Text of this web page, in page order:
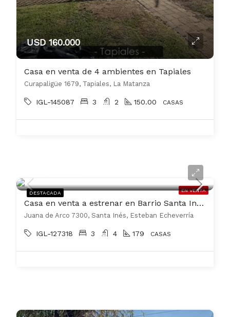
USD 160.000
Casa en venta de 4 ambientes en Tapiales
Curapaligüe 1679, Tapiales, La Matanza
IGL-145087 3 2 150.00 CASAS
DESTACADA EN VENTA
Casa en venta a estrenar en Barrio Santa Inés Canning
Juana de Arco 7300, Santa Inés, Esteban Echeverría
IGL-127318 3 4 179 CASAS